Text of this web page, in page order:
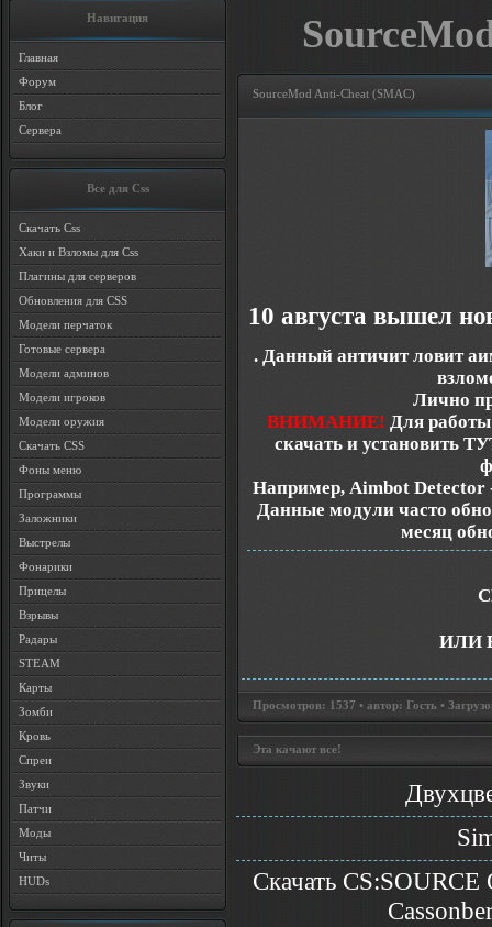
Навигация
Главная
Форум
Блог
Сервера
Все для Css
Скачать Css
Хаки и Взломы для Css
Плагины для серверов
Обновления для CSS
Модели перчаток
Готовые сервера
Модели админов
Модели игроков
Модели оружия
Скачать CSS
Фоны меню
Программы
Заложники
Выстрелы
Фонарики
Прицелы
Взрывы
Радары
STEAM
Карты
Зомби
Кровь
Спреи
Звуки
Патчи
Моды
Читы
HUDs
SourceMod Anti-Cheat (SMAC)
10 августа вышел
. Данный античит ловит
Лично
ВНИМАНИЕ! Для
скачать и установить
Например, Aimbot Detector
Данные модули часто
месяц
ИЛИ
Просмотров: 1537 • автор: Гость •
Эта качают все!
Скачать